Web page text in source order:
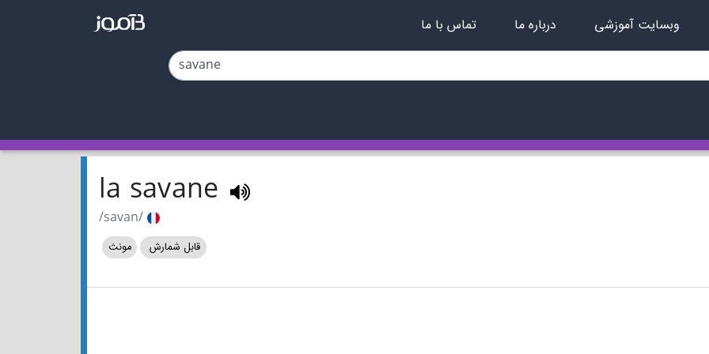
وبسایت آموزشی درباره ما تماس با ما
la savane
/savan/
قابل شمارش مونث